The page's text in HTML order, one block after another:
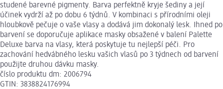
studené barevné pigmenty. Barva perfektně kryje šediny a její
účinek vydrží až po dobu 6 týdnů. V kombinaci s přírodními oleji
hloubkově pečuje o vaše vlasy a dodává jim dokonalý lesk. Ihned po
barvení se doporučuje aplikace masky obsažené v balení Palette
Deluxe barva na vlasy, která poskytuje tu nejlepší péči. Pro
zachování hedvábného lesku vašich vlasů po 3 týdnech od barvení
použijte druhou dávku masky.
číslo produktu dm: 2006794
GTIN: 3838824176994